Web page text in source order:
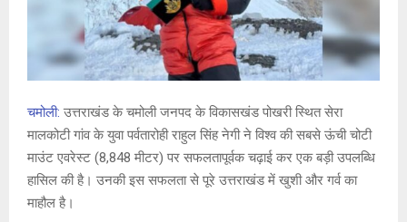
चमोली: उत्तराखंड के चमोली जनपद के विकासखंड पोखरी स्थित सेरा
मालकोटी गांव के युवा पर्वतारोही राहुल सिंह नेगी ने विश्व की सबसे ऊंची चोटी
माउंट एवरेस्ट (8,848 मीटर) पर सफलतापूर्वक चढ़ाई कर एक बड़ी उपलब्धि
हासिल की है। उनकी इस सफलता से पूरे उत्तराखंड में खुशी और गर्व का
माहौल है।